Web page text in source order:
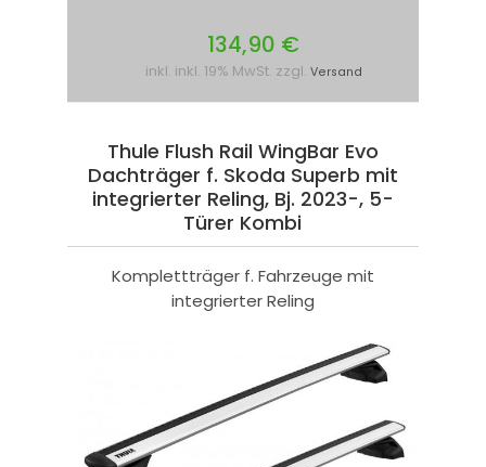
134,90 €
inkl. inkl. 19% MwSt. zzgl. Versand
Thule Flush Rail WingBar Evo
Dachträger f. Skoda Superb mit
integrierter Reling, Bj. 2023-, 5-
Türer Kombi
Komplettträger f. Fahrzeuge mit
integrierter Reling